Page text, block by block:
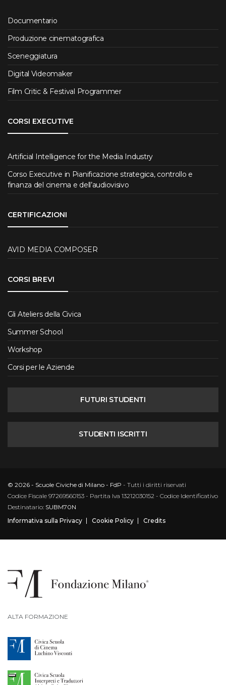
Documentario
Produzione cinematografica
Sceneggiatura
Digital Videomaker
Film Critic & Festival Programmer
CORSI EXECUTIVE
Artificial Intelligence for the Media Industry
Corso Executive in Pianificazione strategica, controllo e
finanza del cinema e dell’audiovisivo
CERTIFICAZIONI
AVID MEDIA COMPOSER
CORSI BREVI
Gli Ateliers della Civica
Summer School
Workshop
Corsi per le Aziende
FUTURI STUDENTI
STUDENTI ISCRITTI
© 2026 - Scuole Civiche di Milano - FdP - Tutti i diritti riservati
Codice Fiscale 97269560153 - Partita Iva 13212030152 - Codice Identificativo
Destinatario: SUBM70N
Informativa sulla Privacy
Cookie Policy Credits
ALTA FORMAZIONE